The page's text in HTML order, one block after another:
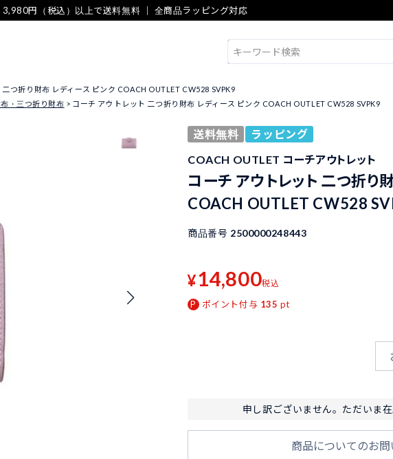
3,980円（税込）以上で送料無料 ｜ 全商品ラッピング対応
つ折り財布 レディース ピンク COACH OUTLET CW528 SVPK9
・三つ折り財布 コーチ アウトレット 二つ折り財布 レディース ピンク COACH OUTLET CW528 SVPK9
送料無料
ラッピング
COACH OUTLET コーチアウトレット
コーチ アウトレット 二つ折り
COACH OUTLET CW528
商品番号 2500000248443
¥14,800税込
ポイント付与 135 pt
申し訳ございません。ただいま在
商品についてのお問